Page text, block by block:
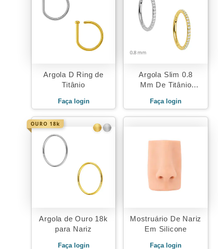
Argola D Ring de
Titânio
Faça login
Argola Slim 0.8
Mm De Titânio
Zircônias
Faça login
OURO 18k
Argola de Ouro 18k
para Nariz
Faça login
Mostruário De Nariz
Em Silicone
Faça login